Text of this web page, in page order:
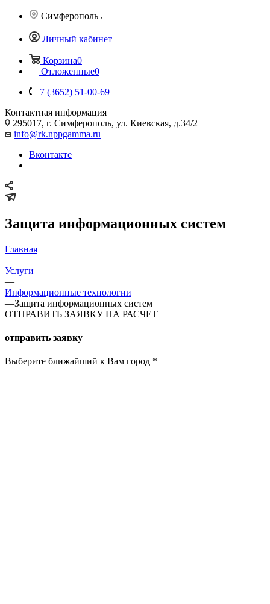
Симферополь
Личный кабинет
Корзина0
Отложенные0
+7 (3652) 51-00-69
Контактная информация
295017, г. Симферополь, ул. Киевская, д.34/2
info@rk.nppgamma.ru
Вконтакте
Защита информационных систем
Главная
—
Услуги
—
Информационные технологии
—Защита информационных систем
ОТПРАВИТЬ ЗАЯВКУ НА РАСЧЕТ
отправить заявку
Выберите ближайший к Вам город *